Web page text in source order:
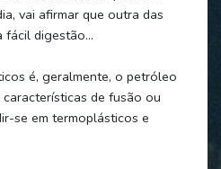
vai afirmar que outra das
fácil digestão…
é, geralmente, o petróleo
de fusão ou
se em termoplásticos e